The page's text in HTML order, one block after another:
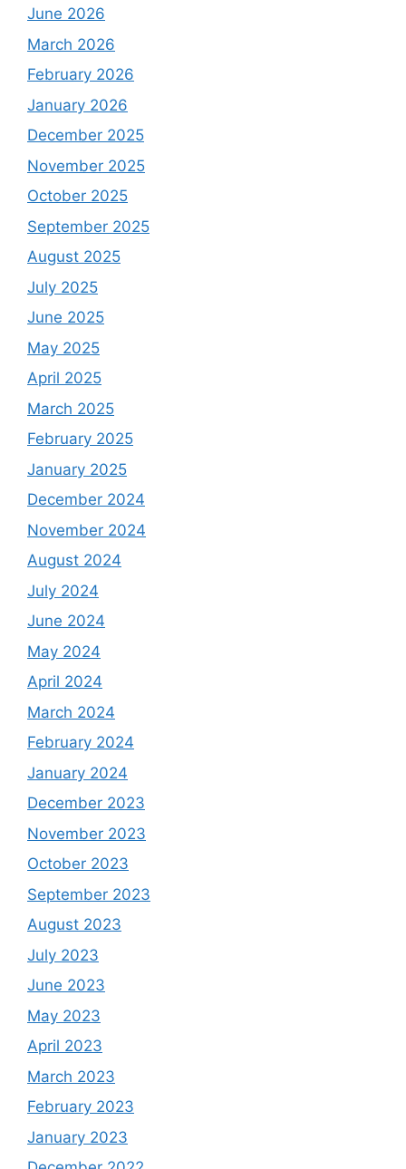
June 2026
March 2026
February 2026
January 2026
December 2025
November 2025
October 2025
September 2025
August 2025
July 2025
June 2025
May 2025
April 2025
March 2025
February 2025
January 2025
December 2024
November 2024
August 2024
July 2024
June 2024
May 2024
April 2024
March 2024
February 2024
January 2024
December 2023
November 2023
October 2023
September 2023
August 2023
July 2023
June 2023
May 2023
April 2023
March 2023
February 2023
January 2023